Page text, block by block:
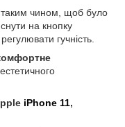
таким чином, щоб було
на кнопку
гучність.
iPhone 11,